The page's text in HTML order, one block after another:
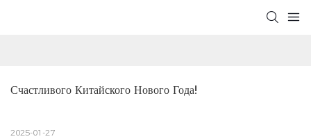
Счастливого Китайского Нового Года!
2025-01-27